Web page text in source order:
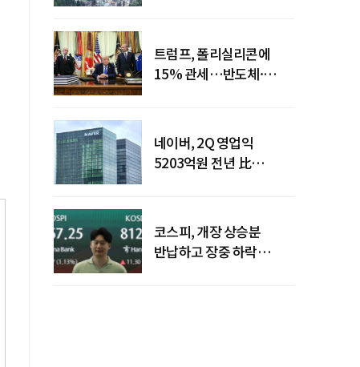
트럼프, 폴리실리콘에
15% 관세…반도체·
네이버, 2Q 영업익
5203억원 전년 比
코스피, 개장 상승분
반납하고 장중 하락